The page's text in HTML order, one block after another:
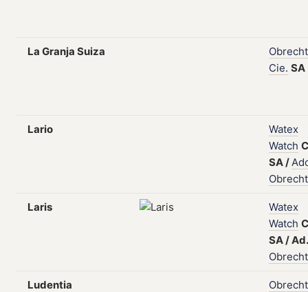
La Granja Suiza
Obrecht
Cie. SA
Lario
Watex
Watch
SA/
Obrecht
Laris
Watex
Watch
SA/Ad.
Obrecht
Ludentia